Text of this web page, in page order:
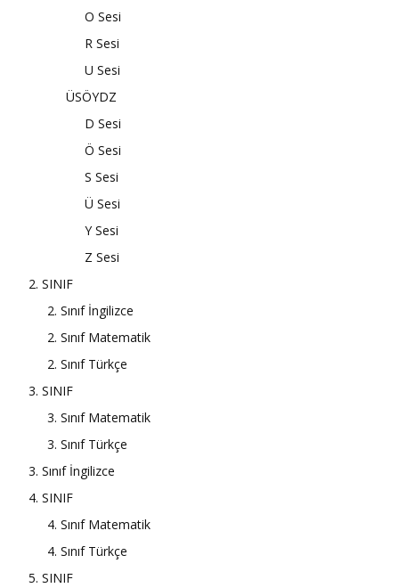
O Sesi
R Sesi
U Sesi
ÜSÖYDZ
D Sesi
Ö Sesi
S Sesi
Ü Sesi
Y Sesi
Z Sesi
2. SINIF
2. Sınıf İngilizce
2. Sınıf Matematik
2. Sınıf Türkçe
3. SINIF
3. Sınıf Matematik
3. Sınıf Türkçe
3. Sınıf İngilizce
4. SINIF
4. Sınıf Matematik
4. Sınıf Türkçe
5. SINIF